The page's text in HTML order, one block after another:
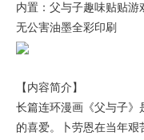
内置：父与子趣味贴贴游
无公害油墨全彩印刷
【内容简介】
长篇连环漫画《父与子》
的喜爱。卜劳恩在当年